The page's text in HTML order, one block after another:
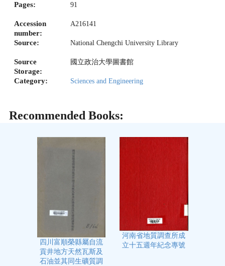
Pages: 91
Accession
number:
A216141
Source: National Chengchi University Library
Source
Storage:
國立政治大學圖書館
Category: Sciences and Engineering
Recommended Books:
四川富順榮縣屬自流
貢井地方天然瓦斯及
石油並其同生礦質調
河南省地質調查所成
立十五週年紀念專號